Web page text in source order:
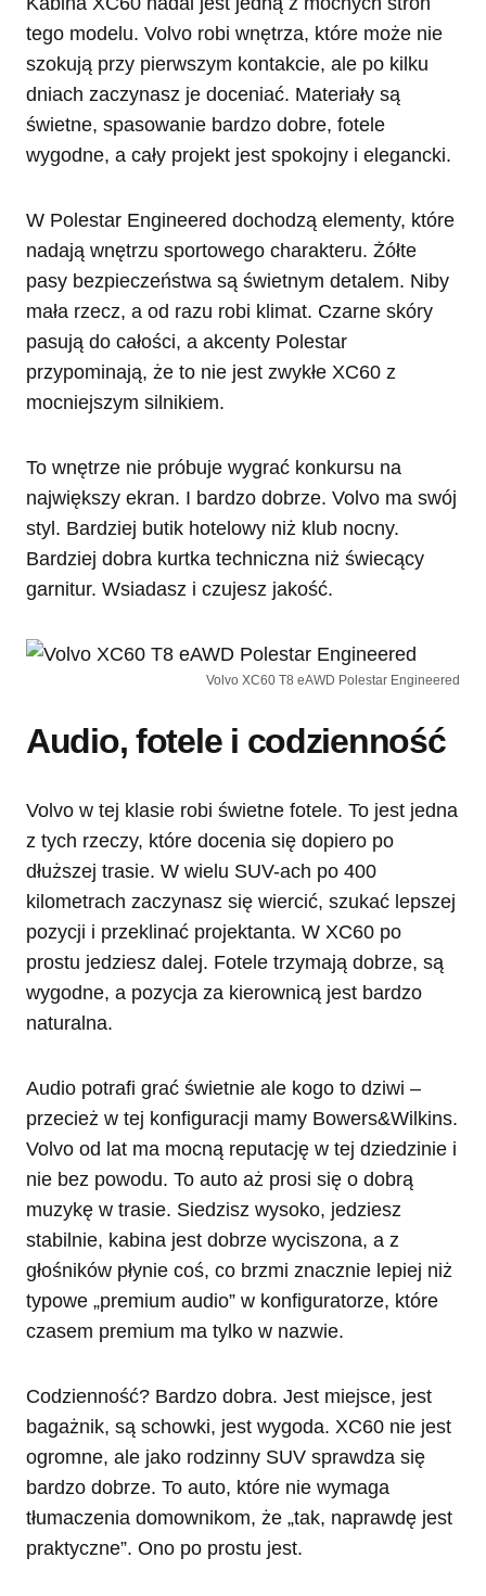
tego modelu. Volvo robi wnętrza, które może nie
szokują przy pierwszym kontakcie, ale po kilku
dniach zaczynasz je doceniać. Materiały są
świetne, spasowanie bardzo dobre, fotele
wygodne, a cały projekt jest spokojny i elegancki.
W Polestar Engineered dochodzą elementy, które
nadają wnętrzu sportowego charakteru. Żółte
pasy bezpieczeństwa są świetnym detalem. Niby
mała rzecz, a od razu robi klimat. Czarne skóry
pasują do całości, a akcenty Polestar
przypominają, że to nie jest zwykłe XC60 z
mocniejszym silnikiem.
To wnętrze nie próbuje wygrać konkursu na
największy ekran. I bardzo dobrze. Volvo ma swój
styl. Bardziej butik hotelowy niż klub nocny.
Bardziej dobra kurtka techniczna niż świecący
garnitur. Wsiadasz i czujesz jakość.
Volvo XC60 T8 eAWD Polestar Engineered
Audio, fotele i codzienność
Volvo w tej klasie robi świetne fotele. To jest jedna
z tych rzeczy, które docenia się dopiero po
dłuższej trasie. W wielu SUV-ach po 400
kilometrach zaczynasz się wiercić, szukać lepszej
pozycji i przeklinać projektanta. W XC60 po
prostu jedziesz dalej. Fotele trzymają dobrze, są
wygodne, a pozycja za kierownicą jest bardzo
naturalna.
Audio potrafi grać świetnie ale kogo to dziwi –
przecież w tej konfiguracji mamy Bowers&Wilkins.
Volvo od lat ma mocną reputację w tej dziedzinie i
nie bez powodu. To auto aż prosi się o dobrą
muzykę w trasie. Siedzisz wysoko, jedziesz
stabilnie, kabina jest dobrze wyciszona, a z
głośników płynie coś, co brzmi znacznie lepiej niż
typowe „premium audio” w konfiguratorze, które
czasem premium ma tylko w nazwie.
Codzienność? Bardzo dobra. Jest miejsce, jest
bagażnik, są schowki, jest wygoda. XC60 nie jest
ogromne, ale jako rodzinny SUV sprawdza się
bardzo dobrze. To auto, które nie wymaga
tłumaczenia domownikom, że „tak, naprawdę jest
praktyczne”. Ono po prostu jest.